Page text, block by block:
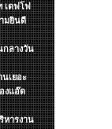
เดฟโฟ
มยินดี
กลางวัน
นเยอะ
งแอ๊ด
หารงาน